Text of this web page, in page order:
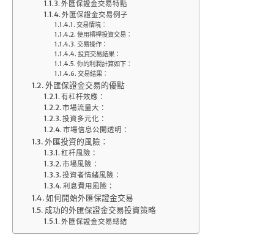
外匯保證金交易特點
外匯保證金交易例子
交易情境：
使用槓桿投資交易：
交易操作：
投資交易結果：
你的利潤計算如下：
交易結果：
外匯保證金交易的優點
有杠杆效應：
市場流量大：
投資多元化：
市場信息公開透明：
外匯投資的風險：
杠杆風險：
市場風險：
投資者情緒風險：
利息費用風險：
如何開始外匯保證金交易
成功的外匯保證金交易投資策略
外匯保證金交易總結